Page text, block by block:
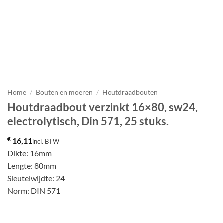
Home / Bouten en moeren / Houtdraadbouten
Houtdraadbout verzinkt 16×80, sw24,
electrolytisch, Din 571, 25 stuks.
€ 16,11incl. BTW
Dikte: 16mm
Lengte: 80mm
Sleutelwijdte: 24
Norm: DIN 571